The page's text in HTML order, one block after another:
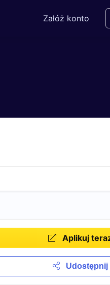
Załóż konto
Aplikuj
Udostępnij